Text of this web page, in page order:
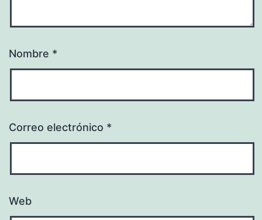
Nombre *
Correo electrónico *
Web